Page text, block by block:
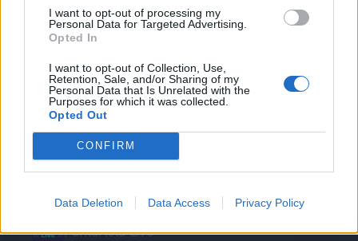
I want to opt-out of processing my
Personal Data for Targeted Advertising.
Opted In
I want to opt-out of Collection, Use,
Retention, Sale, and/or Sharing of my
Personal Data that Is Unrelated with the
Purposes for which it was collected.
Opted Out
CONFIRM
Data Deletion Data Access Privacy Policy
Le nostre app
Fantacalcio® Serie A Enilive
Leghe Fantacalcio® Serie A Enilive
EuroLeghe Fantacalcio®
Guida per l'asta perfetta
FantaAsta Live